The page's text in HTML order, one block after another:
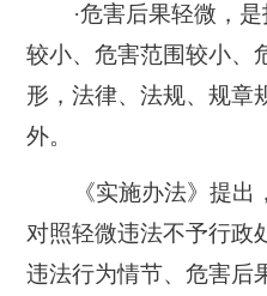
·危害后果轻微，
较小、危害范围较小、
形，法律、法规、规章
外。
《实施办法》提
对照轻微违法不予行政
违法行为情节、危害后